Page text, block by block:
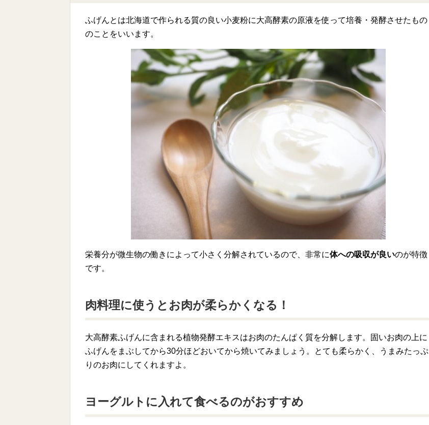
ふげんとは北海道で作られる質の良い小麦粉に大高酵素の原液を使って培養・発酵させたもの
のことをいいます。
栄養分が微生物の働きによって小さく分解されているので、非常に体への吸収が良いのが特徴
です。
肉料理に使うとお肉が柔らかくなる！
大高酵素ふげんに含まれる植物発酵エキスはお肉のたんぱく質を分解します。固いお肉の上に
ふげんをまぶしてから30分ほどおいてから焼いてみましょう。とても柔らかく、うまみたっぷ
りのお肉にしてくれますよ。
ヨーグルトに入れて食べるのがおすすめ